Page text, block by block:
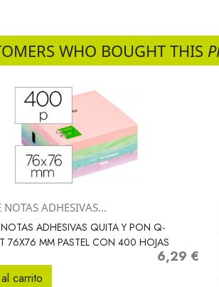
WHO BOUGHT THIS
Vista rápida
NOTAS ADHESIVAS...
ADHESIVAS QUITA Y PON Q-
76X76 MM PASTEL CON 400 HOJAS
Precio
6,29 €
carrito